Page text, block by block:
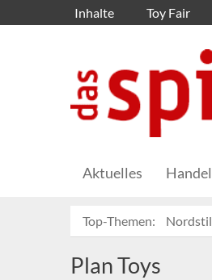
Inhalte Toy Fair
Aktuelles Handel
Top-Themen: Nordstil
Plan Toys